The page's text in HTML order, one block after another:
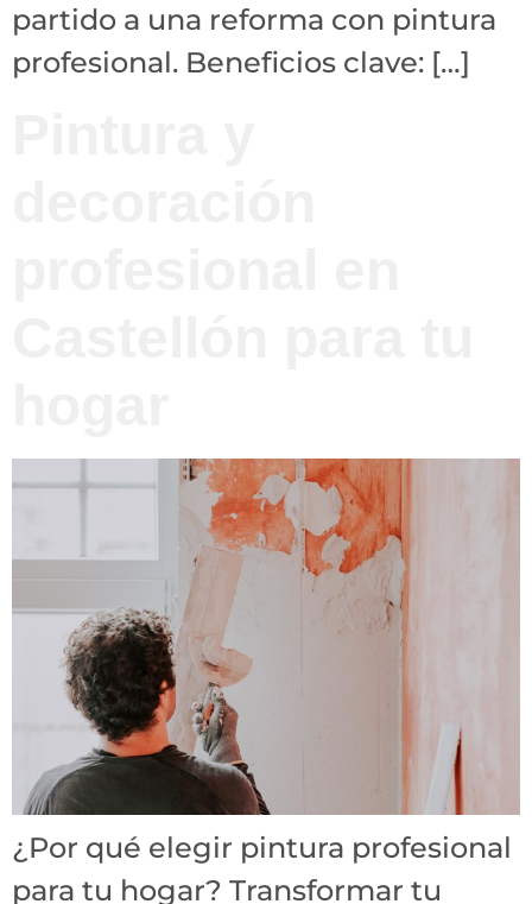
partido a una reforma con pintura
profesional. Beneficios clave: […]
¿Por qué elegir pintura profesional
para tu hogar? Transformar tu